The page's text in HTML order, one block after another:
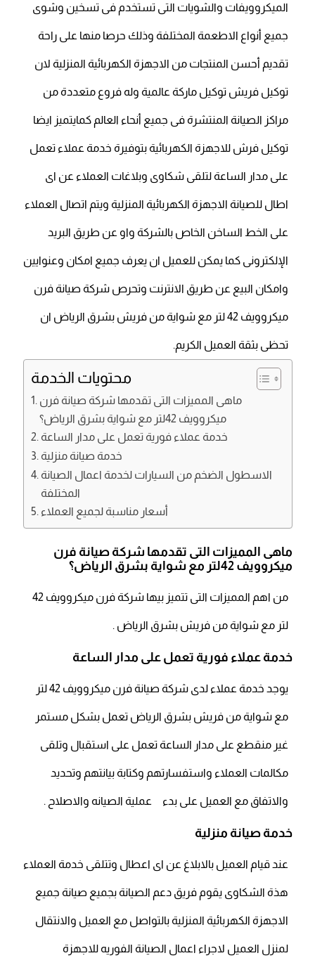
الميكروويفات والشويات التى تستخدم فى تسخين وشوى
جميع أنواع الاطعمة المختلفة وذلك حرصا منها على راحة
تقديم أحسن المنتجات من الاجهزة الكهربائية المنزلية لان
توكيل فريش توكيل ماركة عالمية وله فروع متعددة من
مراكز الصيانة المنتشرة فى جميع أنحاء العالم كمايتميز ايضا
توكيل فرش للاجهزة الكهربائية بتوفيرة خدمة عملاء تعمل
على مدار الساعة لتلقى شكاوى وبلاغات العملاء عن اى
اطال للصيانة الاجهزة الكهربائية المنزلية ويتم اتصال العملاء
على الخط الساخن الخاص بالشركة واو عن طريق البريد
الإلكترونى كما يمكن للعميل ان يعرف جميع امكان وعنوايين
وامكان البيع عن طريق الانترنت وتحرص شركة صيانة فرن
ميكروويف 42 لتر مع شواية من فريش بشرق الرياض ان
تحظى بثقة العميل الكريم.
محتويات الخدمة
ماهى المميزات التى تقدمها شركة صيانة فرن
ميكروويف 42لتر مع شواية بشرق الرياض؟
خدمة عملاء فورية تعمل على مدار الساعة
خدمة صيانة منزلية
الاسطول الضخم من السيارات لخدمة اعمال الصيانة
المختلفة
أسعار مناسبة لجميع العملاء
ماهى المميزات التى تقدمها شركة صيانة فرن
ميكروويف 42لتر مع شواية بشرق الرياض؟
من اهم المميزات التى تتميز بيها شركة فرن ميكروويف 42
لتر مع شواية من فريش بشرق الرياض .
خدمة عملاء فورية تعمل على مدار الساعة
يوجد خدمة عملاء لدى شركة صيانة فرن ميكروويف 42 لتر
مع شواية من فريش بشرق الرياض تعمل بشكل مستمر
غير منقطع على مدار الساعة تعمل على استقبال وتلقى
مكالمات العملاء واستفسارتهم وكتابة بيانتهم وتحديد
والاتفاق مع العميل على بدء عملية الصيانه والاصلاح .
خدمة صيانة منزلية
عند قيام العميل بالابلاغ عن اى اعطال وتتلقى خدمة العملاء
هذة الشكاوى يقوم فريق دعم الصيانة بجميع صيانة جميع
الاجهزة الكهربائية المنزلية بالتواصل مع العميل والانتقال
لمنزل العميل لاجراء اعمال الصيانة الفوريه للاجهزة